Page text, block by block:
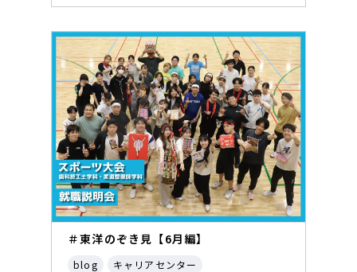
＃東洋のぞき見【6月編】
blog
キャリアセンター